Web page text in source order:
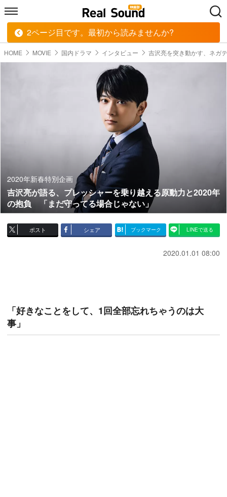
HOME MUSIC MOVIE TECH
HOME MOVIE 国内ドラマ インタビュー 吉沢亮を突き動かす、ネガ
2020年新春特別企画
吉沢亮が語る、プレッシャーを乗り越える原動力と2020年
の抱負 「まだ守ってる場合じゃない」
ポスト シェア ブックマーク LINEで送る
2020.01.01 08:00
「好きなことをして、1回全部忘れちゃうのは大
事」
2ページ目です。最初から読みませんか?